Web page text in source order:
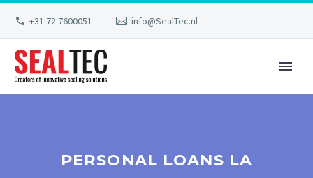
+31 72 7600051 info@SealTec.nl
PERSONAL LOANS LA